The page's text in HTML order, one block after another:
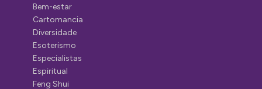
Bem-estar
Cartomancia
Diversidade
Esoterismo
Especialistas
Espiritual
Feng Shui